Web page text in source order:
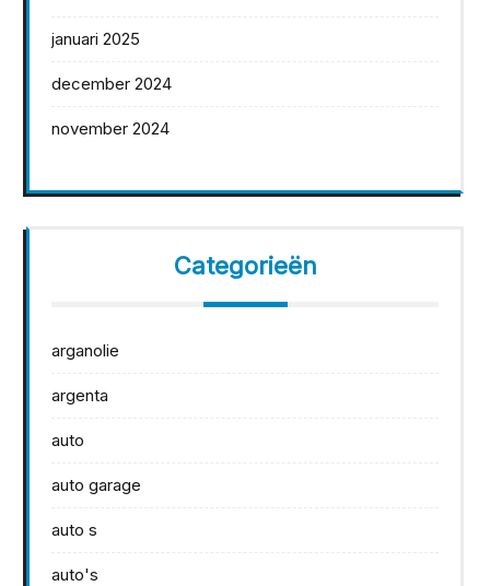
januari 2025
december 2024
november 2024
Categorieën
arganolie
argenta
auto
auto garage
auto s
auto's